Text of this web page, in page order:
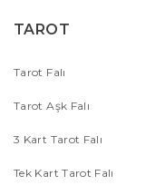
TAROT
Tarot Falı
Tarot Aşk Falı
3 Kart Tarot Falı
Tek Kart Tarot Falı